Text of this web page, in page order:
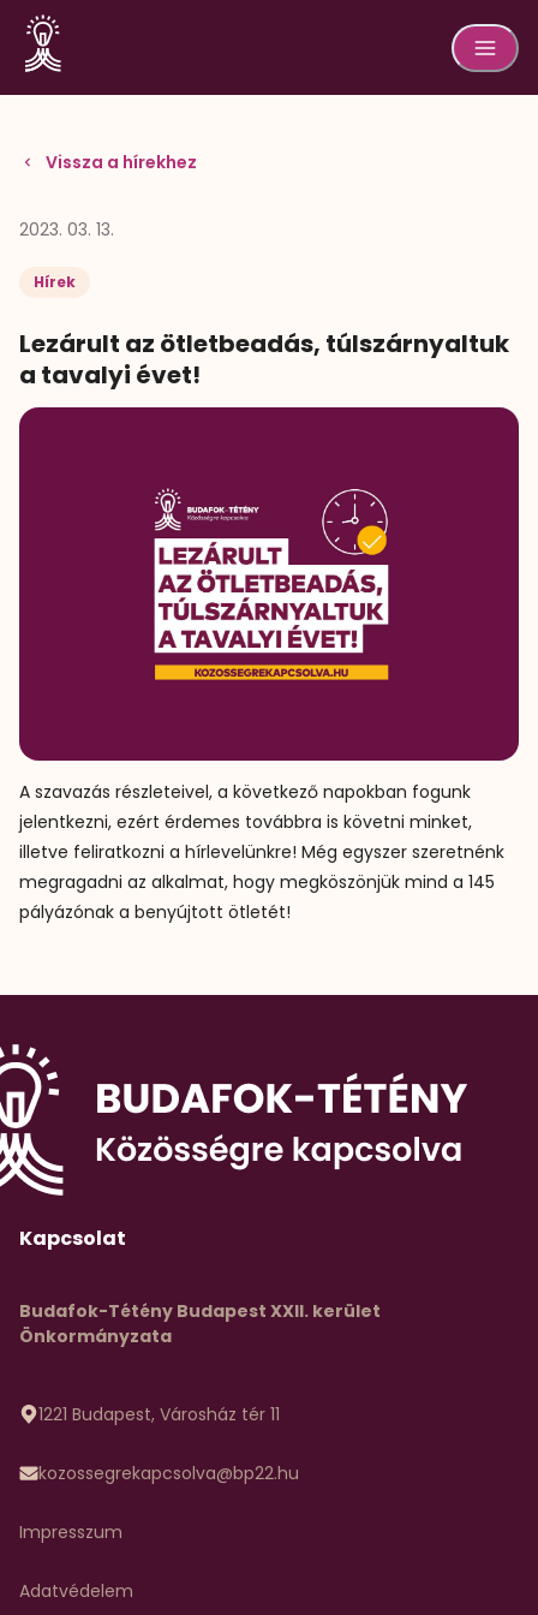
Vissza a hírekhez
2023. 03. 13.
Hírek
Lezárult az ötletbeadás, túlszárnyaltuk
a tavalyi évet!
A szavazás részleteivel, a következő napokban fogunk
jelentkezni, ezért érdemes továbbra is követni minket,
illetve feliratkozni a hírlevelünkre! Még egyszer szeretnénk
megragadni az alkalmat, hogy megköszönjük mind a 145
pályázónak a benyújtott ötletét!
Kapcsolat
Budafok-Tétény Budapest XXII. kerület
Önkormányzata
1221 Budapest, Városház tér 11
kozossegrekapcsolva@bp22.hu
Impresszum
Adatvédelem